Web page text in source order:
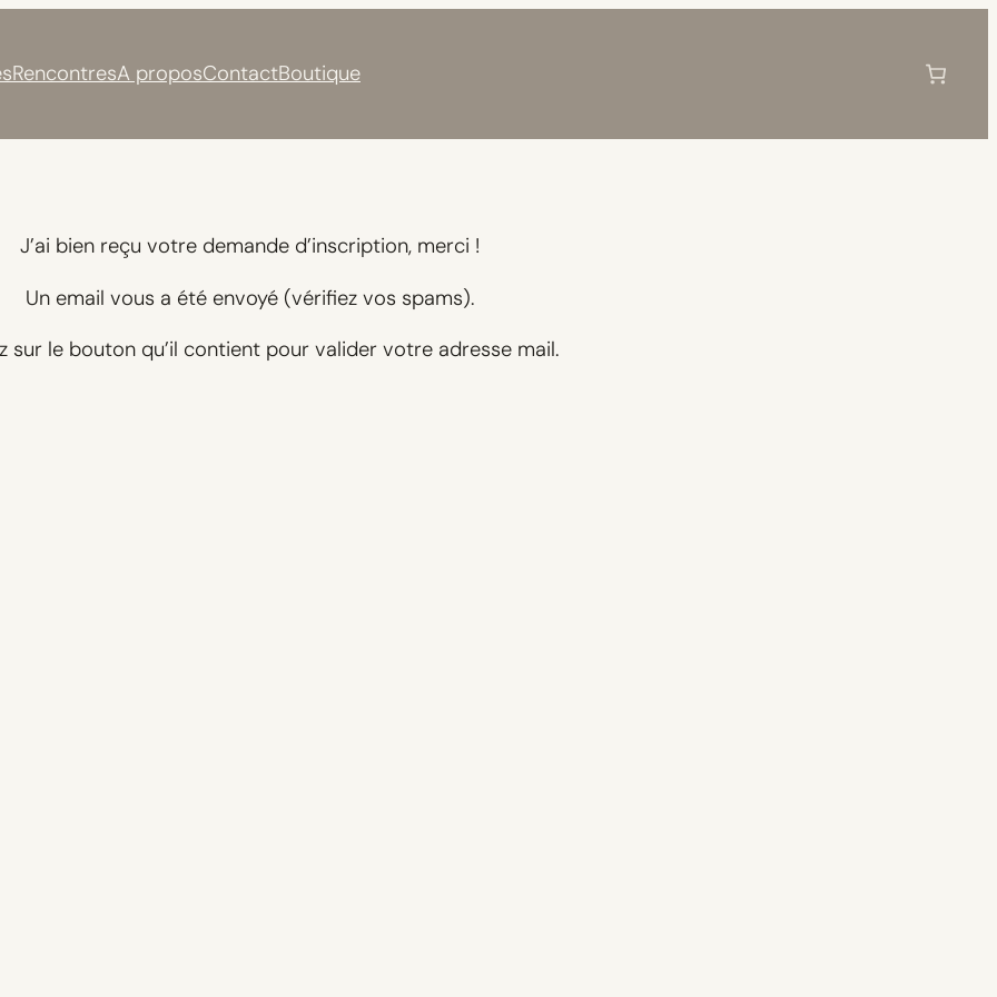
RencontresA proposContactBoutique
J’ai bien reçu votre demande d’inscription, merci !
Un email vous a été envoyé (vérifiez vos spams).
sur le bouton qu’il contient pour valider votre adresse mail.